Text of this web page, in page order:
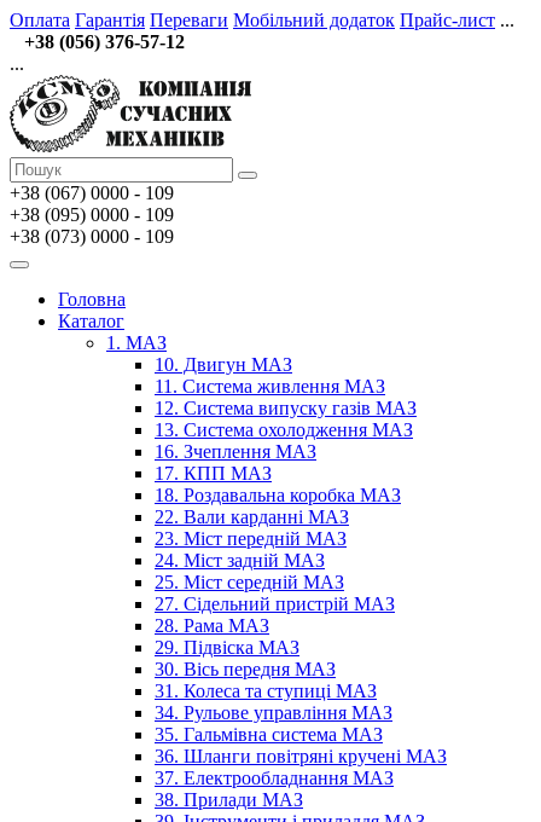
Оплата Гарантія Переваги Мобільний додаток Прайс-лист ...
+38 (056) 376-57-12
...
+38 (067) 0000 - 109
+38 (095) 0000 - 109
+38 (073) 0000 - 109
Головна
Каталог
1. МАЗ
10. Двигун МАЗ
11. Система живлення МАЗ
12. Система випуску газів МАЗ
13. Система охолодження МАЗ
16. Зчеплення МАЗ
17. КПП МАЗ
18. Роздавальна коробка МАЗ
22. Вали карданні МАЗ
23. Міст передній МАЗ
24. Міст задній МАЗ
25. Міст середній МАЗ
27. Сідельний пристрій МАЗ
28. Рама МАЗ
29. Підвіска МАЗ
30. Вісь передня МАЗ
31. Колеса та ступиці МАЗ
34. Рульове управління МАЗ
35. Гальмівна система МАЗ
36. Шланги повітряні кручені МАЗ
37. Електрообладнання МАЗ
38. Прилади МАЗ